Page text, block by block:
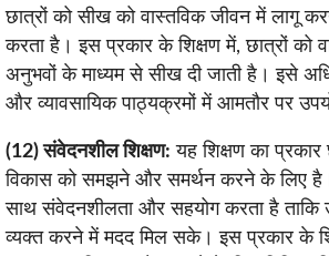
छात्रों को सीख को वास्तविक जीवन में लागू
करता है। इस प्रकार के शिक्षण में, छात्रों को
अनुभवों के माध्यम से सीख दी जाती है। इसे
और व्यावसायिक पाठ्यक्रमों में आमतौर पर
(12) संवेदनशील शिक्षण: यह शिक्षण का प्रकार
विकास को समझने और समर्थन करने के लिए
साथ संवेदनशीलता और सहयोग करता है ताकि
व्यक्त करने में मदद मिल सके। इस प्रकार के